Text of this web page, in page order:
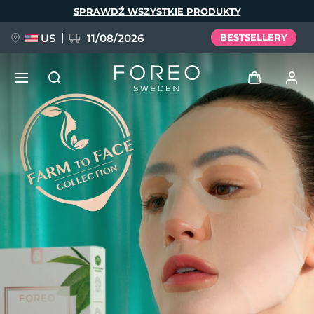
SPRAWDŹ WSZYSTKIE PRODUKTY
US 11/08/2026 BESTSELLERY
Zaloguj
Profil użytkownika
Moje urządzenia
Moje zamówienia
Moje subskrypcje
NOWOŚĆ
FAQ™ Pure Beauty-Tech Elixir
BREAKING NEWS
issa™ Teeth Whitening Set
Język
English Deutsch
Español
Italiano
Português
Svenska
Русский
Türkçe
简体中文 繁體中文